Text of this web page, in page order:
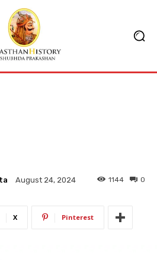
August 24, 2024 0
1144
X Pinterest